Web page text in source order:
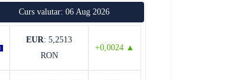
Curs valutar: 06 Aug 2026
EUR: 5,2513
RON
+0,0024 ▲